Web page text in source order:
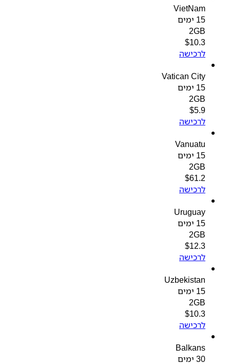
VietNam
2GB
$10.3
לרכישה
Vatican City
2GB
$
לרכישה
Vanuatu
2GB
$61.2
לרכישה
Uruguay
2GB
$12.3
לרכישה
Uzbekistan
2GB
$10.3
לרכישה
Balkans